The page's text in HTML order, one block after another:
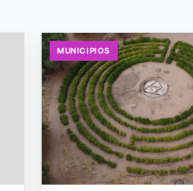
MUNICIPIOS